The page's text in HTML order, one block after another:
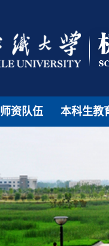
师资队伍 本科生教